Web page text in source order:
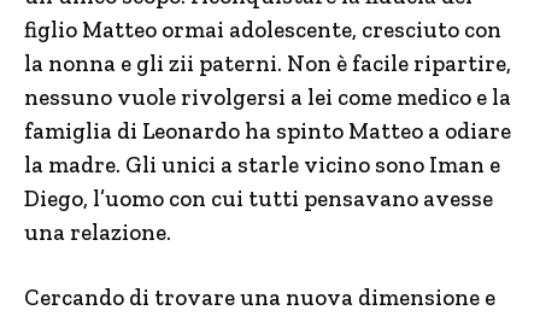
figlio Matteo ormai adolescente, cresciuto con
la nonna e gli zii paterni. Non è facile ripartire,
nessuno vuole rivolgersi a lei come medico e la
famiglia di Leonardo ha spinto Matteo a odiare
la madre. Gli unici a starle vicino sono Iman e
Diego, l’uomo con cui tutti pensavano avesse
una relazione.
Cercando di trovare una nuova dimensione e